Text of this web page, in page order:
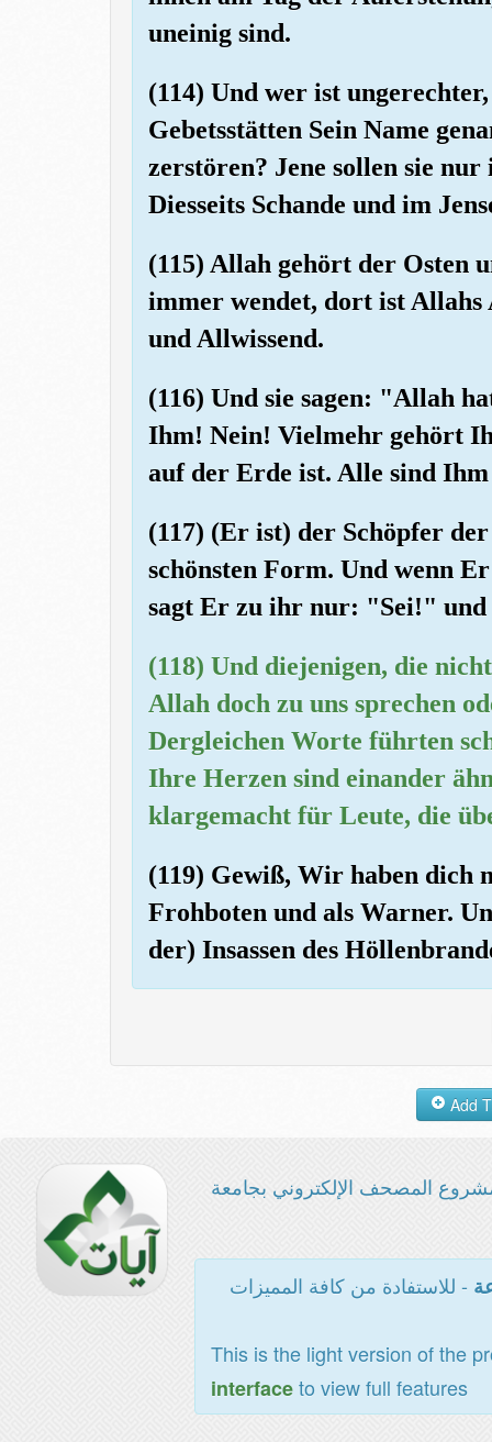
uneinig sind.
(114) Und wer ist
Gebetsstätten Sein Name
zerstören? Jene sollen sie
Diesseits Schande und im
(115) Allah gehört der Osten
immer wendet, dort ist Allahs
und Allwissend.
(116) Und sie sagen: "Allah
Ihm! Nein! Vielmehr gehört
auf der Erde ist. Alle sind
(117) (Er ist) der Schöpfer
schönsten Form. Und wenn
sagt Er zu ihr nur: "Sei!" und
(118) Und diejenigen, die
Allah doch zu uns sprechen
Dergleichen Worte führten
Ihre Herzen sind einander
klargemacht für Leute, die
(119) Gewiß, Wir haben dich
Frohboten und als Warner.
der) Insassen des
المصحف الإلكتروني بجامعة
- للاستفادة من كافة المميزات
This is the light version of the
interfaceto view full features